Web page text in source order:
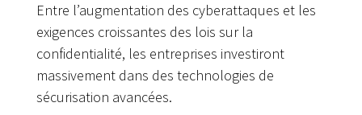
Entre l’augmentation des cyberattaques et les
exigences croissantes des lois sur la
confidentialité, les entreprises investiront
massivement dans des technologies de
sécurisation avancées.